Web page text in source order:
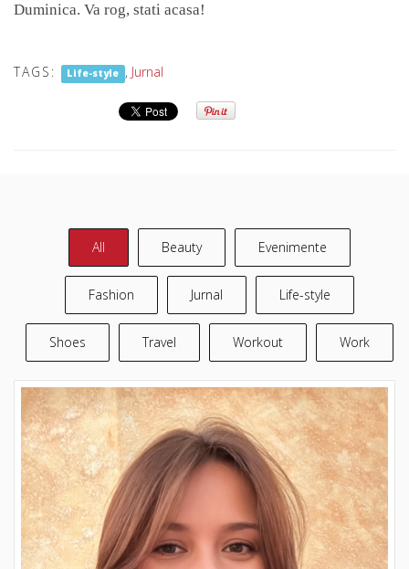
Duminica. Va rog, stati acasa!
TAGS: Life-style , Jurnal
All Beauty Evenimente
Fashion Jurnal Life-style
Shoes Travel Workout Work